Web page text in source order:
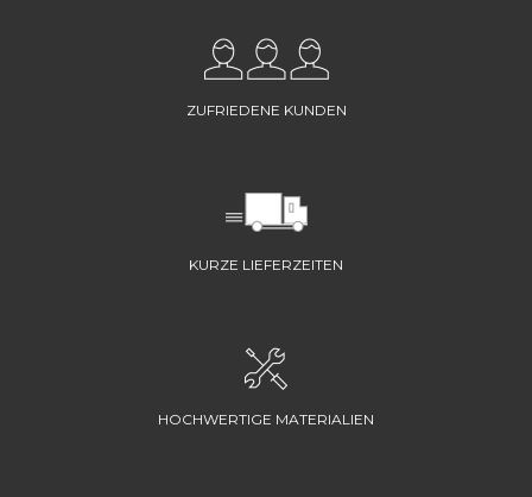
ZUFRIEDENE KUNDEN
KURZE LIEFERZEITEN
HOCHWERTIGE MATERIALIEN